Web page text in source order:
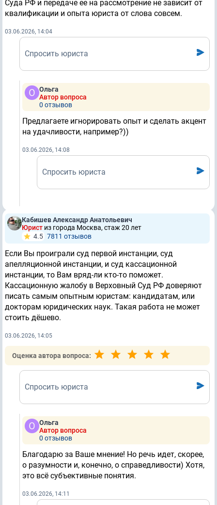
Суда РФ и передаче ее на рассмотрение не зависит от
квалификации и опыта юриста от слова совсем.
03.06.2026, 14:04
Спросить юриста
Ольга
Автор вопроса
0 отзывов
Предлагаете игнорировать опыт и сделать акцент
на удачливости, например?))
03.06.2026, 14:08
Спросить юриста
Кабишев Александр Анатольевич
Юрист из города Москва, стаж 20 лет
4.5 7811 отзывов
Если Вы проиграли суд первой инстанции, суд
апелляционной инстанции, и суд кассационной
инстанции, то Вам вряд-ли кто-то поможет.
Кассационную жалобу в Верховный Суд РФ доверяют
писать самым опытным юристам: кандидатам, или
докторам юридических наук. Такая работа не может
стоить дёшево.
03.06.2026, 14:05
Оценка автора вопроса:
Спросить юриста
Ольга
Автор вопроса
0 отзывов
Благодарю за Ваше мнение! Но речь идет, скорее,
о разумности и, конечно, о справедливости) Хотя,
это всё субъективные понятия.
03.06.2026, 14:11